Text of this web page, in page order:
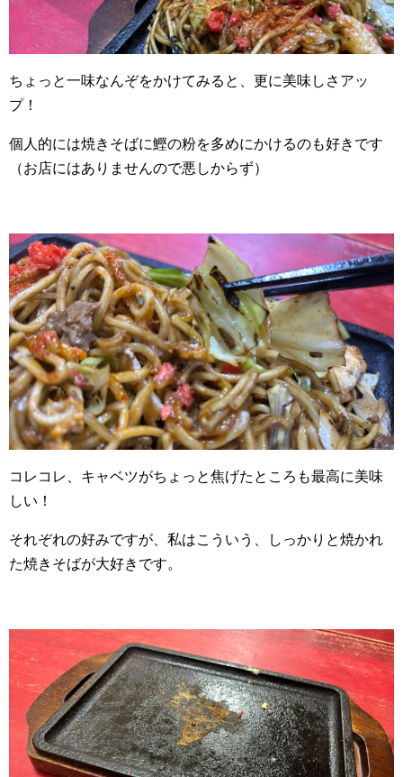
ちょっと一味なんぞをかけてみると、更に美味しさアッ
プ！
個人的には焼きそばに鰹の粉を多めにかけるのも好きです
（お店にはありませんので悪しからず）
コレコレ、キャベツがちょっと焦げたところも最高に美味
しい！
それぞれの好みですが、私はこういう、しっかりと焼かれ
た焼きそばが大好きです。